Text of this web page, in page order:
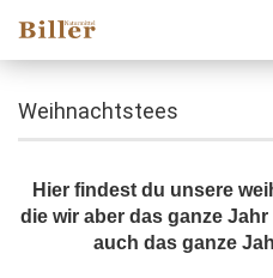
Weihnachtstees
Hier findest du unsere
die wir aber das ganze
auch das ganze